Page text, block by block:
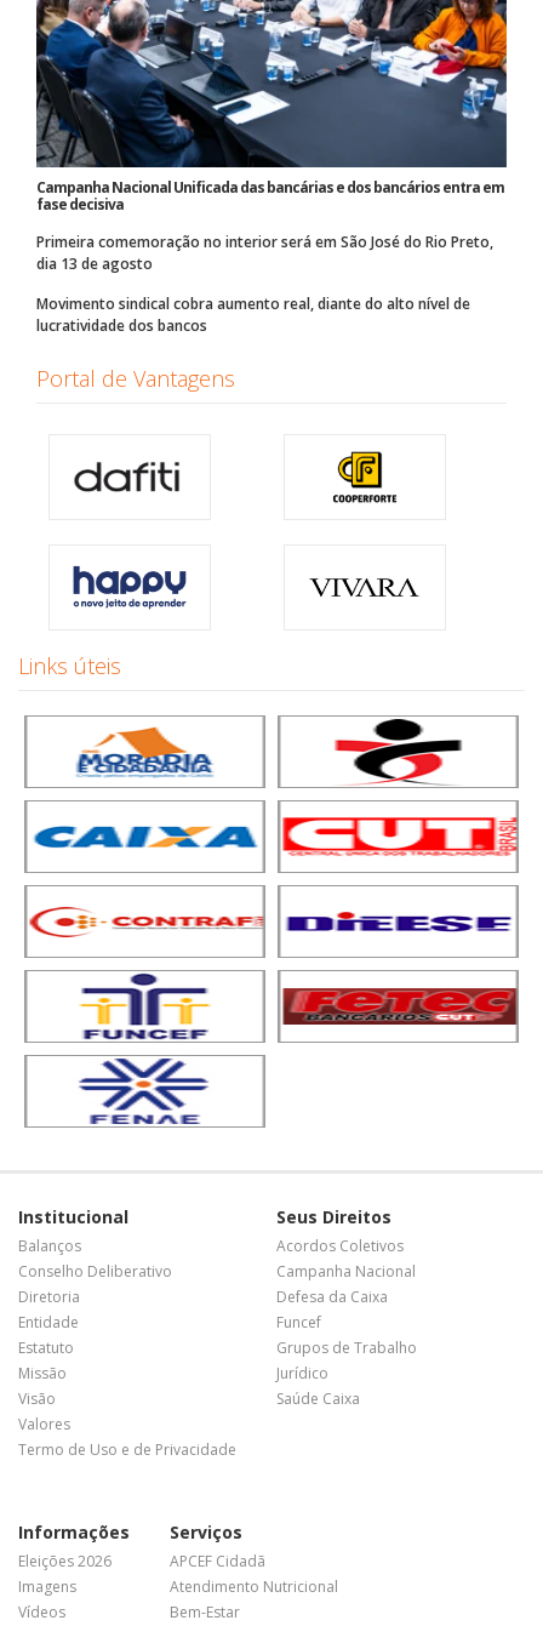
Campanha Nacional Unificada das bancárias e dos bancários entra em
fase decisiva
Primeira comemoração no interior será em São José do Rio Preto,
dia 13 de agosto
Movimento sindical cobra aumento real, diante do alto nível de
lucratividade dos bancos
Portal de Vantagens
Links úteis
Institucional
Balanços
Conselho Deliberativo
Diretoria
Entidade
Estatuto
Missão
Visão
Valores
Termo de Uso e de Privacidade
Seus Direitos
Acordos Coletivos
Campanha Nacional
Defesa da Caixa
Funcef
Grupos de Trabalho
Jurídico
Saúde Caixa
Informações
Eleições 2026
Imagens
Vídeos
Serviços
APCEF Cidadã
Atendimento Nutricional
Bem-Estar